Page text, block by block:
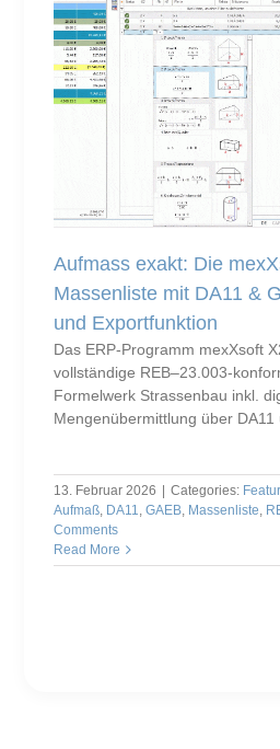
Aufmass exakt: Die
Massenliste mit DA11 &
und Exportfunktion
Das ERP-Programm mexXsoft
vollständige REB–23.003-
Formelwerk Strassenbau inkl.
Mengenübermittlung über DA11
13. Februar 2026 Categories:
Aufmaß, DA11,GAEB, Massenliste,
Comments
Read More